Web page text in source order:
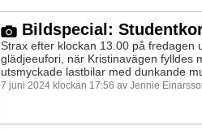
Bildspecial:
Strax efter klockan 13.00 på fredagen
glädjeeufori, när Kristinavägen fylldes
utsmyckade lastbilar med dunkande
7 juni 2024 klockan 17:56 av Jennie